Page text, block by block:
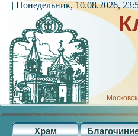
Храм
| Понедельник, 10.08.2026,